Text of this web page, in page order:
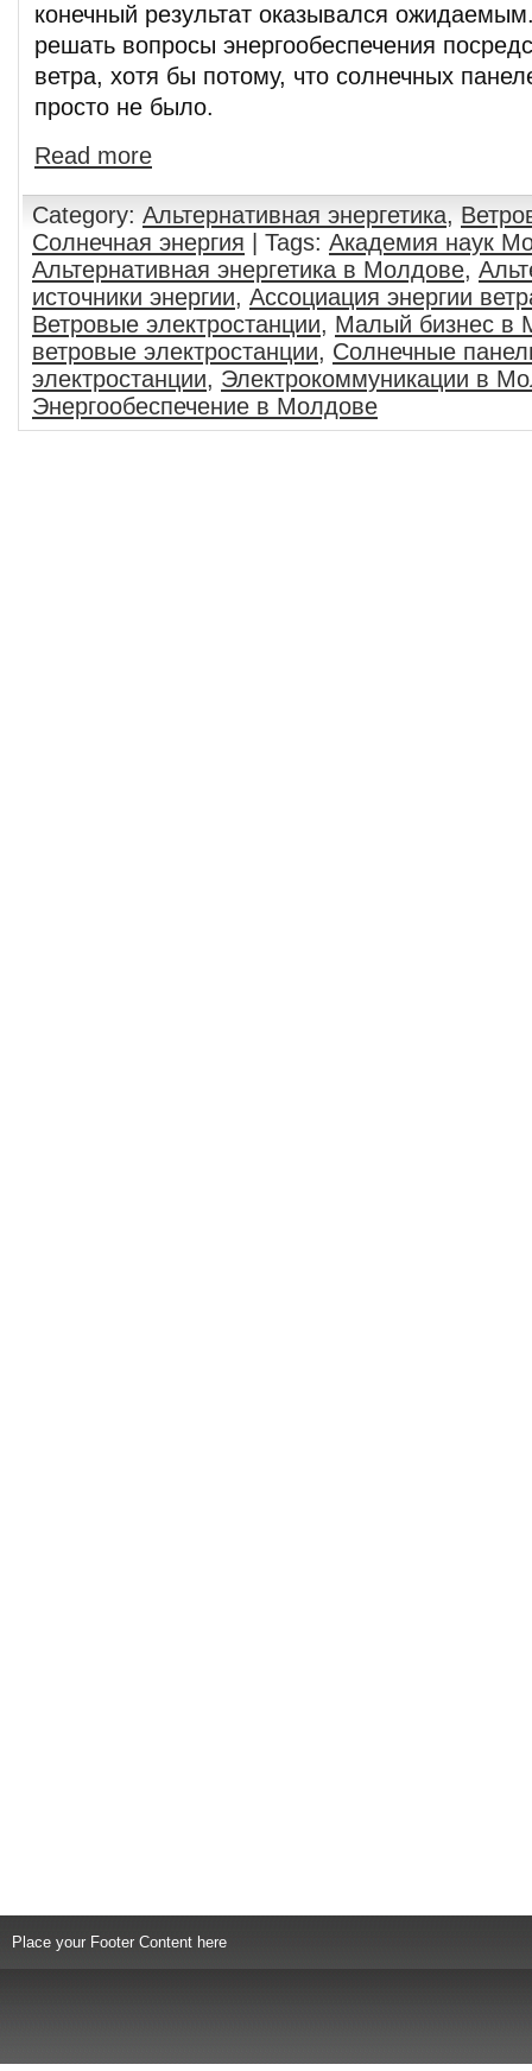
конечный результат оказывался
решать вопросы энергообеспечения
ветра, хотя бы потому, что солнечных
просто не было.
Read more
Category: Альтернативная энергетика,
Солнечная энергия | Tags: Академия наук
Альтернативная энергетика в Молдове,
источники энергии, Ассоциация энергии
Ветровые электростанции, Малый бизнес в
ветровые электростанции, Солнечные
электростанции, Электрокоммуникации в
Энергообеспечение в Молдове
Place your Footer Content here